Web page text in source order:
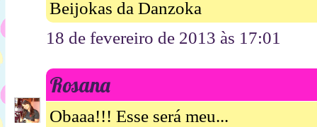
Beijokas da Danzoka
18 de fevereiro de 2013 às 17:01
Rosana
Obaaa!!! Esse será meu...